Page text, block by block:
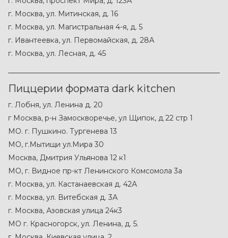
г. Москва, ул. Митинская, д. 16
г. Москва, ул. Магистральная 4-я, д. 5
г. Ивантеевка, ул. Первомайская, д. 28А
г. Москва, ул. Лесная, д. 45
Пиццерии формата dark kitchen
г. Лобня, ул. Ленина д. 20
г Москва, р-н Замоскворечье, ул Щипок, д 22 стр 1
МО. г. Пушкино. Тургенева 13
МО, г.Мытищи ул.Мира 30
Москва, Дмитрия Ульянова 12 к1
МО, г. Видное пр-кт Ленинского Комсомола 3а
г. Москва, ул. Кастанаевская д. 42А
г. Москва, ул. Витебская д. 3А
г. Москва, Азовская улица 24к3
МО г. Красногорск, ул. Ленина, д. 5.